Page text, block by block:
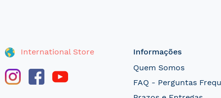
International Store
Informações
Quem Somos
FAQ - Perguntas